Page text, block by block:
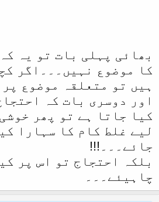
احتجاج عین دینی کام
یہ کہ جلوس کو بھی آپ
جائز بتارہے ہیں تو کیا
البنیﷺ کے جلوس خوشی کا
اظہارکرنے کے لئے ان
نکالے جاسکتے ہیں ؟؟؟
بھائی پہلی بات تو یہ
کا موضوع نہیں۔۔۔اگر
ہیں تو متعلقہ موضوع
اور دوسری بات کہ
کیا جاتا ہے تو پھر
لیے غلط کام کا سہارا
جائے۔۔۔!!!
بلکہ احتجاج تو اس پر
چاہیئے۔۔۔